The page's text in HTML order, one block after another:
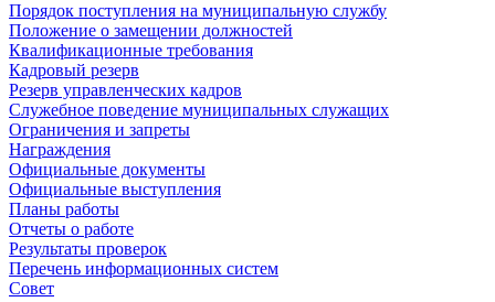
Порядок поступления на муниципальную службу
Положение о замещении должностей
Квалификационные требования
Кадровый резерв
Резерв управленческих кадров
Служебное поведение муниципальных служащих
Ограничения и запреты
Награждения
Официальные документы
Официальные выступления
Планы работы
Отчеты о работе
Результаты проверок
Перечень информационных систем
Совет